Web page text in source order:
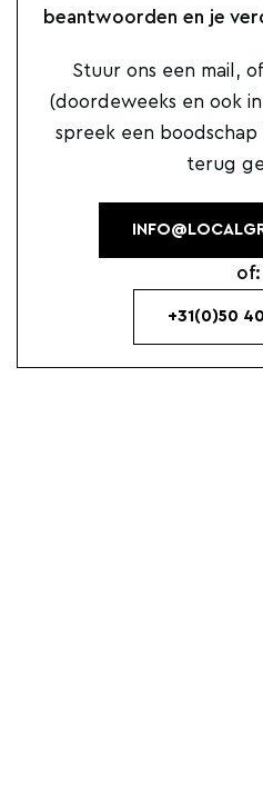
beantwoorden en je
Stuur ons een mail,
(doordeweeks en ook
spreek een boodschap
terug
of:
+31(0)50